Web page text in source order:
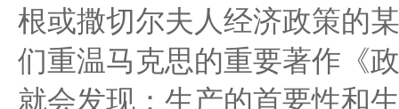
根或撒切尔夫人经济政策的
们重温马克思的重要著作《
就会发现：生产的首要性和